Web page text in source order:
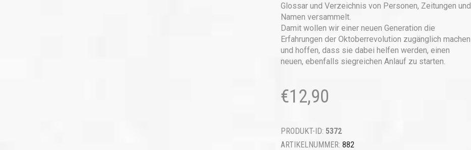
Glossar und Verzeichnis von Personen, Zeitungen und
Namen versammelt.
Damit wollen wir einer neuen Generation die
Erfahrungen der Oktoberrevolution zugänglich machen
und hoffen, dass sie dabei helfen werden, einen
neuen, ebenfalls siegreichen Anlauf zu starten.
€12,90
PRODUKT-ID: 5372
ARTIKELNUMMER: 882